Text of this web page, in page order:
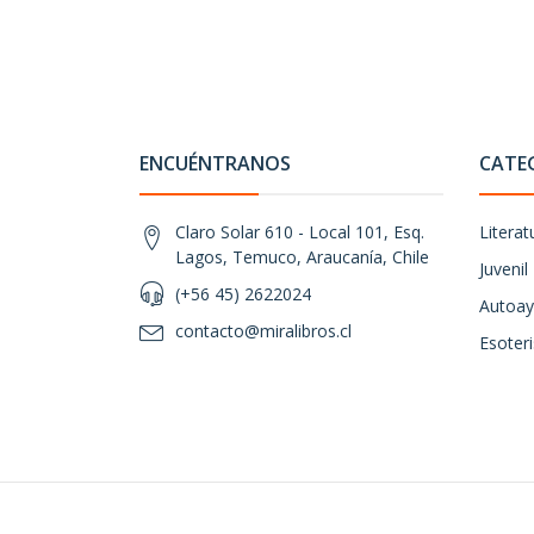
ENCUÉNTRANOS
Claro Solar 610 - Local 101, Esq.
Lagos, Temuco, Araucanía, Chile
(+56 45) 2622024
contacto@miralibros.cl
Juvenil